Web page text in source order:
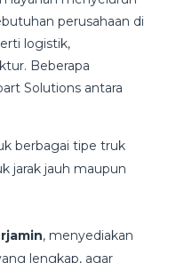
perusahaan di
logistik,
Beberapa
Solutions antara
berbagai tipe truk
jarak jauh maupun
, menyediakan
lengkap, agar